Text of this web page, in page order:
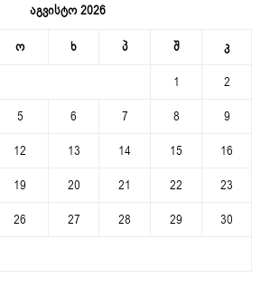
აგვისტო 2026
ო ხ პ შ კ
1
2
5 6 7 8
9
12 13 14 15
16
19 20 21 22
23
26 27 28 29
30